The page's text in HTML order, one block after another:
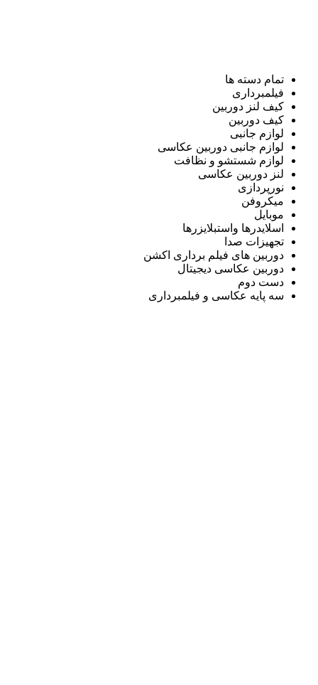
تمام دسته ها
فیلمبرداری
کیف لنز دوربین
کیف دوربین
لوازم جانبی
لوازم جانبی دوربین عکاسی
لوازم شستشو و نظافت
لنز دوربین عکاسی
نورپردازی
میکروفن
موبایل
اسلایدرها واستبلایزرها
تجهیزات صدا
دوربین های فیلم برداری اکشن
دوربین عکاسی دیجیتال
دست دوم
سه پایه عکاسی و فیلمبرداری